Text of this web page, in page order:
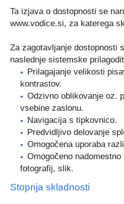
Ta izjava o dostopnosti se
www.vodice.si, za katerega
Za zagotavljanje dostopnosti
naslednje sistemske
Prilagajanje velikosti
kontrastov.
Odzivno oblikovanje oz.
vsebine zaslonu.
Navigacija s tipkovnico.
Predvidljivo delovanje
Omogočena uporaba
Omogočeno
fotografij, slik.
Stopnja skladnosti
Certifikati in priznanja
Zbornik Občine Vodice
Lokalne volitve 2022
Participativni proračun
Javno podjetje Komunala Vodice,
e-Tržnica lokalnih ponudnikov
RRA LUR (LAS Za mesto in vas)
Kopitarjev glas
Galerija slik
Štab Civilne zaščite Občine
Organigram občine